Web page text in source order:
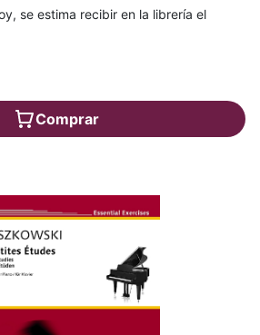
se estima recibir en la librería el
Comprar